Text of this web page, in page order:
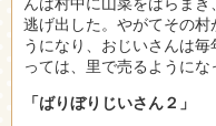
逃げ出した。やがてその
うになり、おじいさんは
っては、里で売るようにな
「ばりぼりじいさん２」